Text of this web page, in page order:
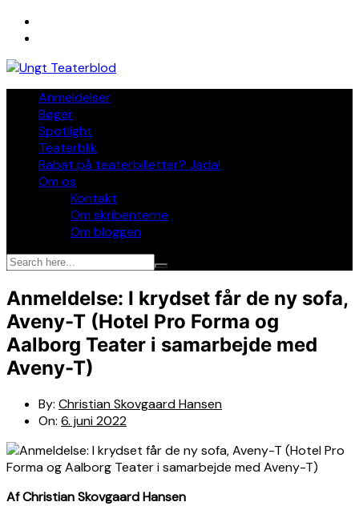
Skip
Anmeldelser
Bøger
Spotlight
Teaterblik
Rabat på teaterbilletter? Jada!
Om os
Kontakt
Om skribenterne
Om bloggen
Anmeldelse: I krydset får de ny sofa,
Aveny-T (Hotel Pro Forma og
Aalborg Teater i samarbejde med
Aveny-T)
By: Christian Skovgaard Hansen
On: 6. juni 2022
Af Christian Skovgaard Hansen